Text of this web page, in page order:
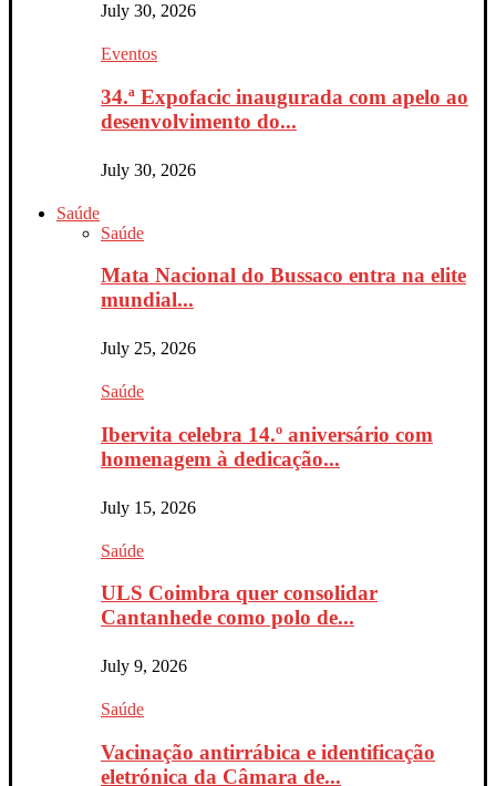
July 30, 2026
Eventos
34.ª Expofacic inaugurada com apelo ao
desenvolvimento do...
July 30, 2026
Saúde
Saúde
Mata Nacional do Bussaco entra na elite
mundial...
July 25, 2026
Saúde
Ibervita celebra 14.º aniversário com
homenagem à dedicação...
July 15, 2026
Saúde
ULS Coimbra quer consolidar
Cantanhede como polo de...
July 9, 2026
Saúde
Vacinação antirrábica e identificação
eletrónica da Câmara de...